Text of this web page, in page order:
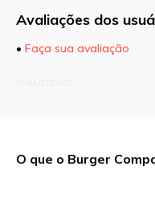
Avaliações dos
• Faça sua avaliação
O que o Burger